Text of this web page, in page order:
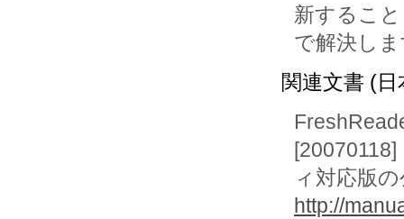
新すること
で解決し
関連文書 (日
ィ対応版
http://